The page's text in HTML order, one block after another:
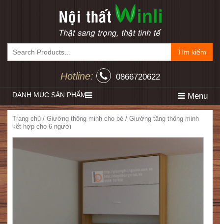
Tìm kiếm
Hotline: 0866720622
DANH MỤC SẢN PHẨM Menu
Trang chủ / Giường thông minh cho bé / Giường tầng thông minh
kết hợp cho 6 người